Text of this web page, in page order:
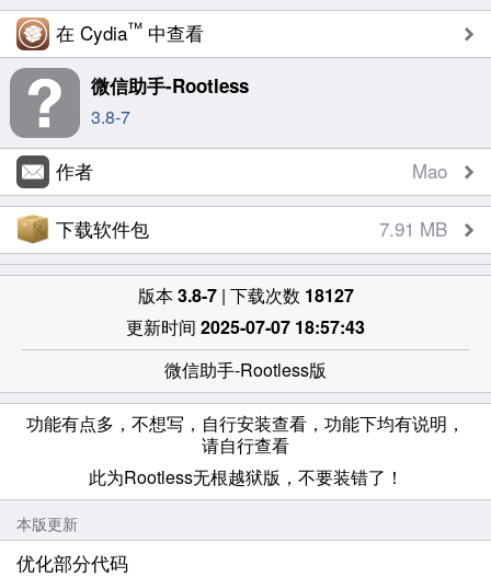
在 Cydia™ 中查看
微信助手-Rootless
3.8-7
作者 Mao
下载软件包 7.91 MB
版本3.8-7| 下载次数 18127
更新时间 2025-07-07 18:57:43
微信助手-Rootless版
功能有点多，不想写，自行安装查看，功能下均有说明，
请自行查看
此为Rootless无根越狱版，不要装错了！
本版更新
优化部分代码